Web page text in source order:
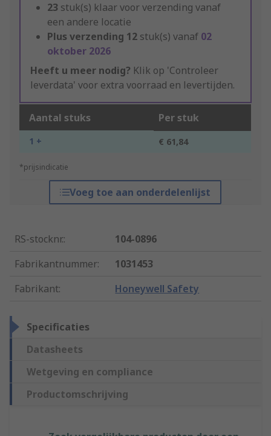
23 stuk(s) klaar voor verzending vanaf
een andere locatie
Plus verzending 12 stuk(s) vanaf 02
oktober 2026
Heeft u meer nodig? Klik op 'Controleer
leverdata' voor extra voorraad en levertijden.
Aantal stuks Per stuk
1 + € 61,84
*prijsindicatie
Voeg toe aan onderdelenlijst
RS-stocknr.:
104-0896
Fabrikantnummer:
1031453
Fabrikant: Honeywell Safety
Specificaties
Datasheets
Wetgeving en compliance
Productomschrijving